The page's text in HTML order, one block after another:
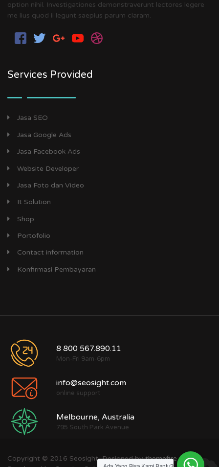
option nihil. Investigationes demonstraverunt lectores legere
me lius quod ii legunt saepius parum claram.
Services Provided
Jasa SEO
Jasa Google Ads
Jasa Facebook Ads
Website Developer
Jasa Foto dan Video
It Solution
Shop
Portofolio
Contact information
Konfirmasi Pembayaran
8 800 567.890.11
Mon-Fri 9am-6pm
info@seosight.com
online support
Melbourne, Australia
795 South Park Avenue
Copyright © 2016 Seosight, Designed bythemefire